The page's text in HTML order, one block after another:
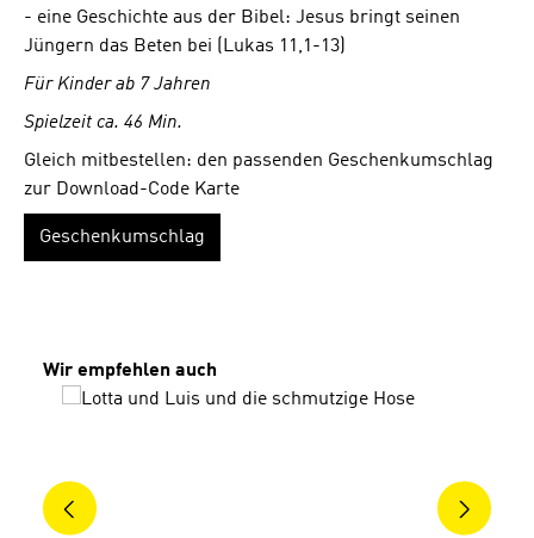
- eine Geschichte aus der Bibel: Jesus bringt seinen
Jüngern das Beten bei (Lukas 11,1-13)
Für Kinder ab 7 Jahren
Spielzeit ca. 46 Min.
Gleich mitbestellen: den passenden Geschenkumschlag
zur Download-Code Karte
Geschenkumschlag
Produktgalerie überspringen
Wir empfehlen auch